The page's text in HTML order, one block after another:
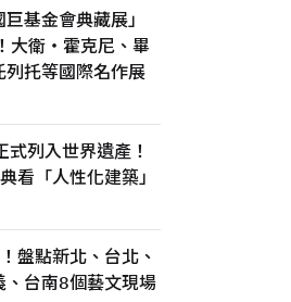
巨基金會典藏展」
大衛・霍克尼、畢
列托等國際名作展
列入世界遺產！
看「人性化建築」
盤點新北、台北、
台南8個藝文現場